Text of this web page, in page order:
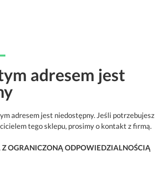
adresem jest
adresem jest niedostępny. Jeśli potrzebujesz
tego sklepu, prosimy o kontakt z firmą.
Z OGRANICZONĄ ODPOWIEDZIALNOŚCIĄ